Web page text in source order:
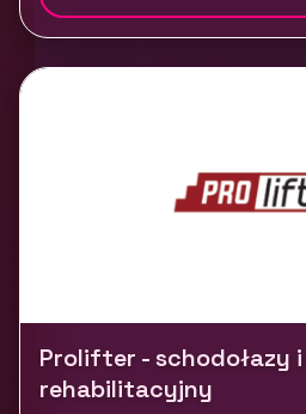
Prolifter - schodołazy
rehabilitacyjny